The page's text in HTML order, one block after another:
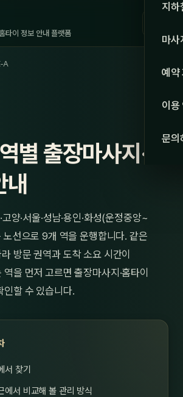
타이 정보 안내 플랫폼 서울
강원·
강원
지하
마사
관리
스
예약
이용
문의
A
별 출장마사지·
내
양·서울·성남·용인·화성(운정중앙~
선으로 9개 역을 운행합니다. 같은
방문 권역과 도착 소요 시간이
을 먼저 고르면 출장마사지·홈타이
인할 수 있습니다.
서 찾기
에서 비교해 볼 관리 방식